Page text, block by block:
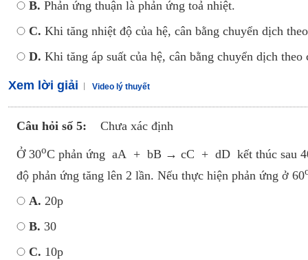
B. Phản ứng thuận là phản ứng toả nhiệt.
C. Khi tăng nhiệt độ của hệ, cân bằng chuyển dịch
D. Khi tăng áp suất của hệ, cân bằng chuyển dịch
Xem lời giải Video lý thuyết
Câu hỏi số 5: Chưa xác định
Ở 30oC phản ứng aA + bB → cC + dD kết thúc sau
độ phản ứng tăng lên 2 lần. Nếu thực hiện phản ứng ở 60
A. 20p
B. 30
C. 10p